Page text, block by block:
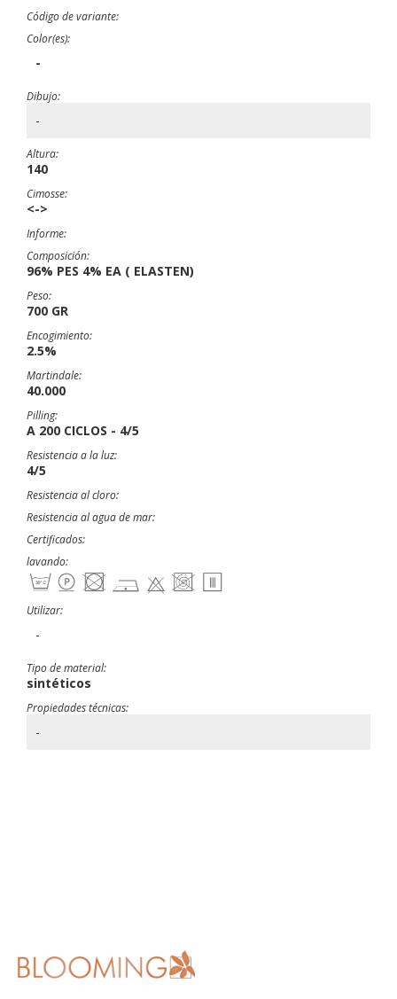
Código de variante:
Color(es):
-
Dibujo:
-
Altura:
140
Cimosse:
<->
Informe:
Composición:
96% PES 4% EA ( ELASTEN)
Peso:
700 GR
Encogimiento:
2.5%
Martindale:
40.000
Pilling:
A 200 CICLOS - 4/5
Resistencia a la luz:
4/5
Resistencia al cloro:
Resistencia al agua de mar:
Certificados:
lavando:
Utilizar:
-
Tipo de material:
sintéticos
Propiedades técnicas:
-